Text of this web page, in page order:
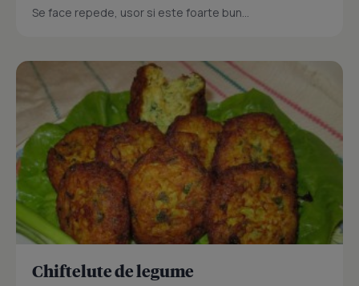
Se face repede, usor si este foarte bun...
Chiftelute de legume